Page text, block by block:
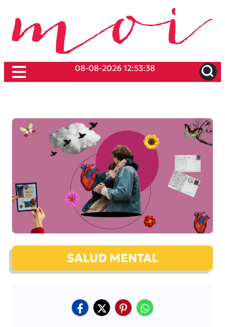
08-08-2026 12:53:38
SALUD MENTAL